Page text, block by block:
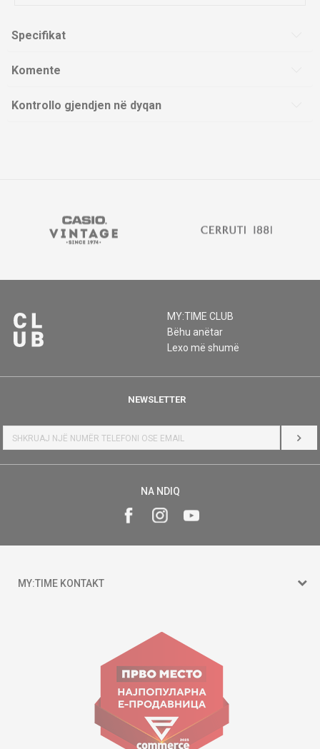
Specifikat
Komente
Kontrollo gjendjen në dyqan
MY:TIME CLUB
Bëhu anëtar
Lexo më shumë
NEWSLETTER
HYR
NA NDIQ
MY:TIME KONTAKT
Goce Nikolovski 74 Shkup
contact@mytime.mk
Orari i punës:
09:00 - 17:00